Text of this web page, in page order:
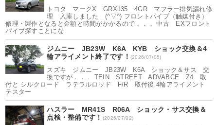
トヨタ マークX GRX135 4GR マフラー排気漏れ修
理 入庫しました (^▽^) フロントパイプ（触媒付き）
修理・製作となると金額と時間がかかるので．．． 中古 EXフロント
パイプ探すことにな
ジムニー JB23W K6A KYB ショック交換＆4
輪アライメント終了です！ (2026/07/05)
スズキ ジムニー JB23W K6A ショック＆サス 交
換ですが．．． TEIN STREET ADVABCE Z4 取
付と シルクロード ラテラルロッド F/R 取付後 4輪アライメント
テスター
ハスラー MR41S R06A ショック・サス交換＆
点検・整備です！ (2026/07/02)